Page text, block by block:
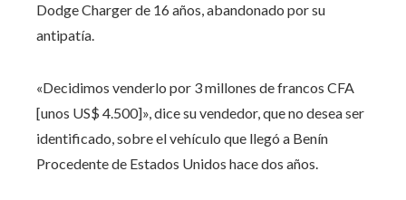
Dodge Charger de 16 años, abandonado por su
antipatía.
«Decidimos venderlo por 3 millones de francos CFA
[unos US$ 4.500]», dice su vendedor, que no desea ser
identificado, sobre el vehículo que llegó a Benín
Procedente de Estados Unidos hace dos años.